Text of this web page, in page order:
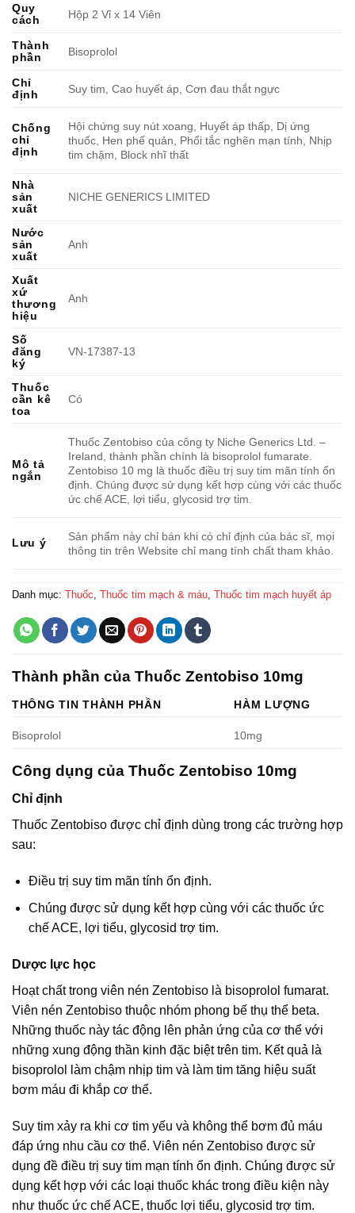
Quy
cách
Hộp 2 Vỉ x 14 Viên
Thành
phần
Bisoprolol
Chỉ
định
Suy tim, Cao huyết áp, Cơn đau thắt ngực
Chống
chỉ
định
Hội chứng suy nút xoang, Huyết áp thấp, Dị ứng
thuốc, Hen phế quản, Phổi tắc nghẽn mạn tính, Nhịp
tim chậm, Block nhĩ thất
Nhà
sản
xuất
NICHE GENERICS LIMITED
Nước
sản
xuất
Anh
Xuất
xứ
thương
hiệu
Anh
Số
đăng
ký
VN-17387-13
Thuốc
cần kê
toa
Có
Mô tả
ngắn
Thuốc Zentobiso của công ty Niche Generics Ltd. –
Ireland, thành phần chính là bisoprolol fumarate.
Zentobiso 10 mg là thuốc điều trị suy tim mãn tính ổn
định. Chúng được sử dụng kết hợp cùng với các thuốc
ức chế ACE, lợi tiểu, glycosid trợ tim.
Lưu ý
Sản phẩm này chỉ bán khi có chỉ định của bác sĩ, mọi
thông tin trên Website chỉ mang tính chất tham khảo.
Danh mục: Thuốc Thuốc tim mạch & máu Thuốc tim mạch huyết áp
Thành phần của Thuốc Zentobiso 10mg
THÔNG TIN THÀNH PHẦN HÀM LƯỢNG
Bisoprolol 10mg
Công dụng của Thuốc Zentobiso 10mg
Chỉ định
Thuốc Zentobiso được chỉ định dùng trong các trường hợp
sau:
Ðiều trị suy tim mãn tính ổn định.
Chúng được sử dụng kết hợp cùng với các thuốc ức
chế ACE, lợi tiểu, glycosid trợ tim.
Dược lực học
Hoạt chất trong viên nén Zentobiso là bisoprolol fumarat.
Viên nén Zentobiso thuộc nhóm phong bế thụ thể beta.
Những thuốc này tác động lên phản ứng của cơ thể với
những xung động thần kinh đặc biệt trên tim. Kết quả là
bisoprolol làm chậm nhịp tim và làm tim tăng hiệu suất
bơm máu đi khắp cơ thể.
Suy tim xảy ra khi cơ tim yếu và không thể bơm đủ máu
đáp ứng nhu cầu cơ thể. Viên nén Zentobiso được sử
dụng đề điều trị suy tim mạn tính ổn định. Chúng được sử
dụng kết hợp với các loại thuốc khác trong điều kiện này
như thuốc ức chế ACE, thuốc lợi tiểu, glycosid trợ tim.